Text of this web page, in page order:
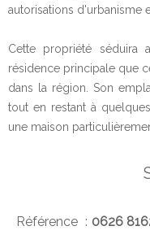
autorisations d'urbanisme
Cette propriété séduira
résidence principale que
dans la région. Son
tout en restant à
une maison
Référence 0626